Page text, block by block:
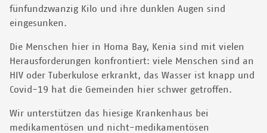
fünfundzwanzig Kilo und ihre dunklen Augen sind
eingesunken.
Die Menschen hier in Homa Bay, Kenia sind mit vielen
Herausforderungen konfrontiert: viele Menschen sind an
HIV oder Tuberkulose erkrankt, das Wasser ist knapp und
Covid-19 hat die Gemeinden hier schwer getroffen.
Wir unterstützen das hiesige Krankenhaus bei
medikamentösen und nicht-medikamentösen